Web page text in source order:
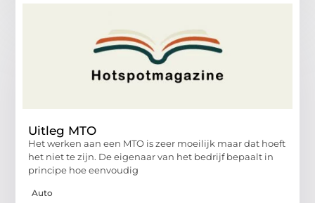
Uitleg MTO
Het werken aan een MTO is zeer moeilijk maar dat hoeft
het niet te zijn. De eigenaar van het bedrijf bepaalt in
principe hoe eenvoudig
Auto